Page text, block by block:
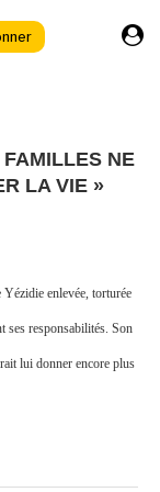
NE
LA VIE »
enlevée, torturée
ses responsabilités. Son
lui donner encore plus